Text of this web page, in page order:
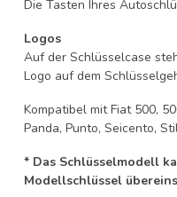
Die Tasten Ihres
Logos
Auf der Schlüsselcase
Logo auf dem
Kompatibel mit Fiat 500,
Panda, Punto, Seicento,
* Das Schlüsselmodell
Modellschlüssel